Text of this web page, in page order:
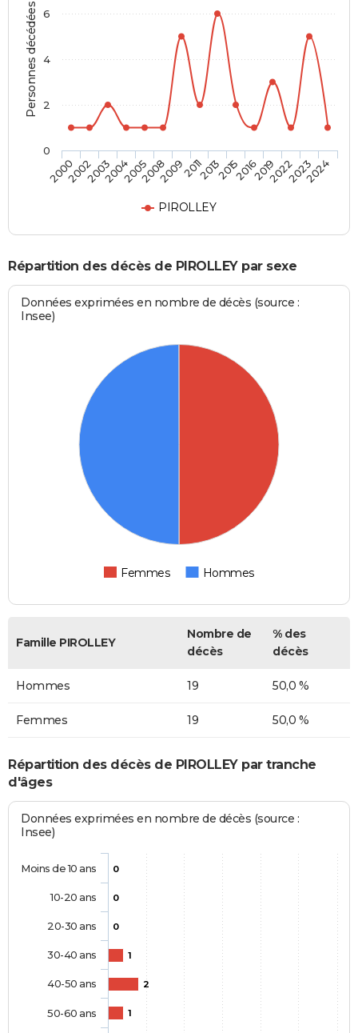
Personnes décédées
PIROLLEY
200020022003200420052008200920112013201520162019202220232024
0
2
4
6
Répartition des décès de PIROLLEY par sexe
Données exprimées en nombre de décès (source :
Insee)
Femmes Hommes
Famille PIROLLEY
Nombre de
décès
% des
décès
Hommes 19 50,0 %
Femmes 19 50,0 %
Répartition des décès de PIROLLEY par tranche
d'âges
Données exprimées en nombre de décès (source :
Insee)
0
0
0
1
2
1
Moins de 10 ans
10-20 ans
20-30 ans
30-40 ans
40-50 ans
50-60 ans